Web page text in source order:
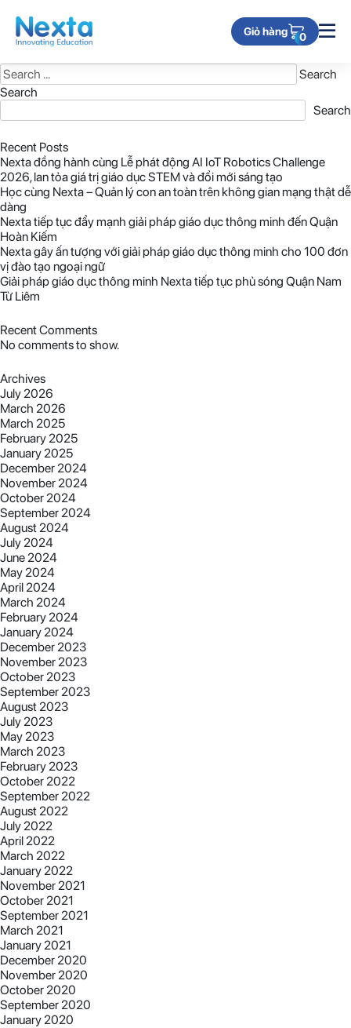
Giỏ hàng 0
It seems we can’t find what you’re looking for. Perhaps searching can
Search
for:
Search
Search
Recent Posts
Nexta đồng hành cùng Lễ phát động AI IoT Robotics Challenge
2026, lan tỏa giá trị giáo dục STEM và đổi mới sáng tạo
Học cùng Nexta – Quản lý con an toàn trên không gian mạng thật dễ
dàng
Nexta tiếp tục đẩy mạnh giải pháp giáo dục thông minh đến Quận
Hoàn Kiếm
Nexta gây ấn tượng với giải pháp giáo dục thông minh cho 100 đơn
vị đào tạo ngoại ngữ
Giải pháp giáo dục thông minh Nexta tiếp tục phủ sóng Quận Nam
Từ Liêm
Recent Comments
No comments to show.
Archives
July 2026
March 2026
March 2025
February 2025
January 2025
December 2024
November 2024
October 2024
September 2024
August 2024
July 2024
June 2024
May 2024
April 2024
March 2024
February 2024
January 2024
December 2023
November 2023
October 2023
September 2023
August 2023
July 2023
May 2023
March 2023
February 2023
October 2022
September 2022
August 2022
July 2022
April 2022
March 2022
January 2022
November 2021
October 2021
September 2021
March 2021
January 2021
December 2020
November 2020
October 2020
September 2020
January 2020